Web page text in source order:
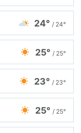
24° / 24°
25° / 25°
23° / 23°
25° / 25°